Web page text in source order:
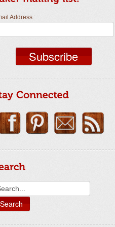
Address :